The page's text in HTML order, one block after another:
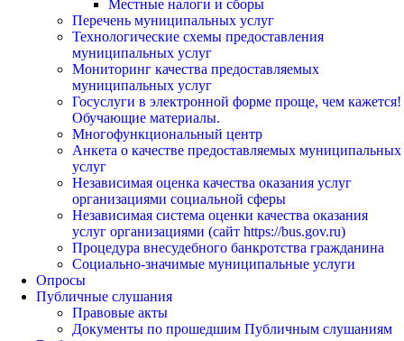
Местные налоги и сборы
Перечень муниципальных услуг
Технологические схемы предоставления
муниципальных услуг
Мониторинг качества предоставляемых
муниципальных услуг
Госуслуги в электронной форме проще, чем кажется!
Обучающие материалы.
Многофункциональный центр
Анкета о качестве предоставляемых муниципальных
услуг
Независимая оценка качества оказания услуг
организациями социальной сферы
Независимая система оценки качества оказания
услуг организациями (сайт https://bus.gov.ru)
Процедура внесудебного банкротства гражданина
Социально-значимые муниципальные услуги
Опросы
Публичные слушания
Правовые акты
Документы по прошедшим Публичным слушаниям